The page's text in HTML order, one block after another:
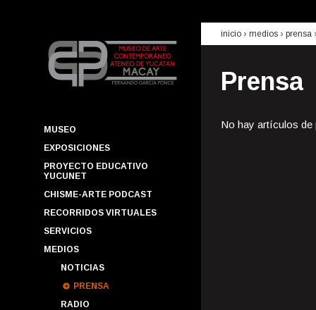
MUSEO
EXPOSICIONES
PROYECTO EDUCATIVO
YUCUNET
CHISME-ARTE PODCAST
RECORRIDOS VIRTUALES
SERVICIOS
MEDIOS
NOTICIAS
PRENSA
RADIO
inicio › medios › prensa
Prensa
No hay artículos de